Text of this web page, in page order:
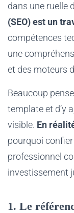
dans une ruelle
(SEO) est un
compétences
une
et des moteurs
Beaucoup
template et d’y
visible. En
pourquoi
professionnel
investissement
1. Le